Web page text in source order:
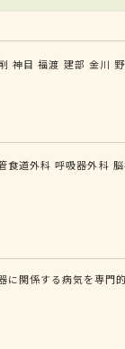
神目 福渡 建部 金川
食道外科 呼吸器外科
関係する病気を専